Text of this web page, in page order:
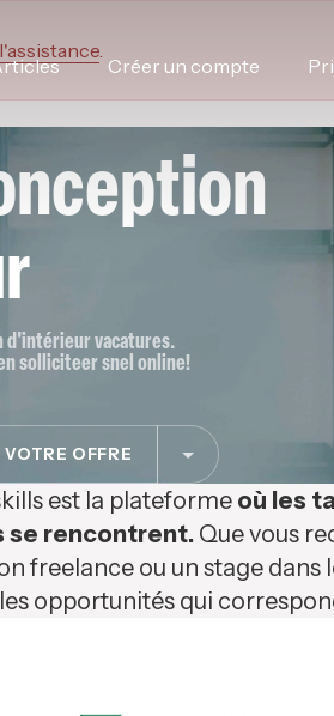
Créer un compte
.
d'intérieur vacatures.
solliciteer snel online!
OFFRE
est la plateforme où les
se rencontrent. Que vous
freelance ou un stage dans
opportunités qui